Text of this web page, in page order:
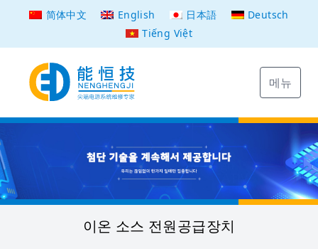
简体中文 English 日本語
Deutsch
Tiếng Việt
메뉴
이온 소스 전원공급장치